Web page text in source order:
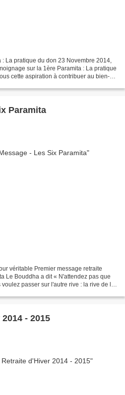
La pratique du don 23 Novembre 2014,
sur la 1ère Paramita : La pratique
cette aspiration à contribuer au bien-
Paramita
véritable Premier message retraite
Le Bouddha a dit « N'attendez pas que
passer sur l'autre rive : la rive de la
- 2015